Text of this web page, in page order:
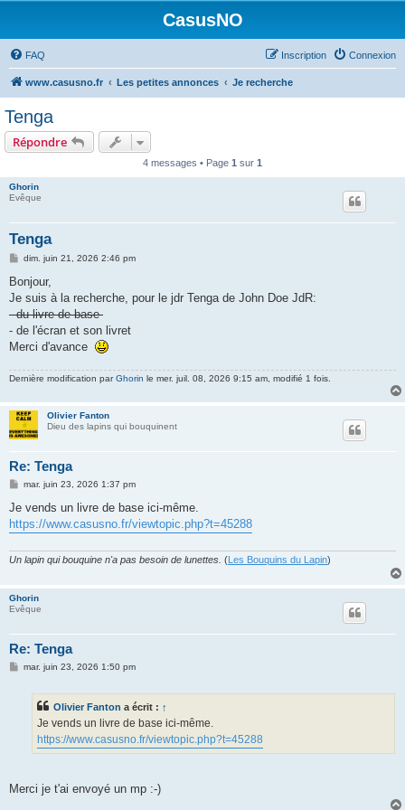
CasusNO
FAQ Connexion
Inscription
www.casusno.fr Les petites annonces Je recherche
Tenga
Répondre
4 messages • Page 1 sur 1
Ghorin
Evêque
Tenga
M
s
a
g
dim. juin 21, 2026 2:46 pm
Bonjour,
Je suis à la recherche, pour le jdr Tenga de John Doe JdR:
- du livre de base
- de l'écran et son livret
Merci d'avance
Dernière modification parGhorin le mer. juil. 08, 2026 9:15 am, modifié 1 fois.
Olivier Fanton
Dieu des lapins qui bouquinent
Re: Tenga
M
s
a
mar. juin 23, 2026 1:37 pm
Je vends un livre de base ici-même.
https://www.casusno.fr/viewtopic.php?t=45288
Un lapin qui bouquine n'a pas besoin de lunettes. ( Les Bouquins du Lapin)
Ghorin
Evêque
Re: Tenga
Mmar. juin 23, 2026 1:50 pm
Olivier Fanton a écrit : ↑
Je vends un livre de base ici-même.
https://www.casusno.fr/viewtopic.php?t=45288
Merci je t'ai envoyé un mp :-)